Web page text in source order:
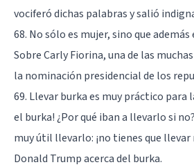
vociferó dichas palabras y salió
68. No sólo es mujer, sino que además
Sobre Carly Fiorina, una de las
la nominación presidencial de los
69. Llevar burka es muy práctico para
el burka! ¿Por qué iban a llevarlo si
muy útil llevarlo: ¡no tienes que
Donald Trump acerca del burka.